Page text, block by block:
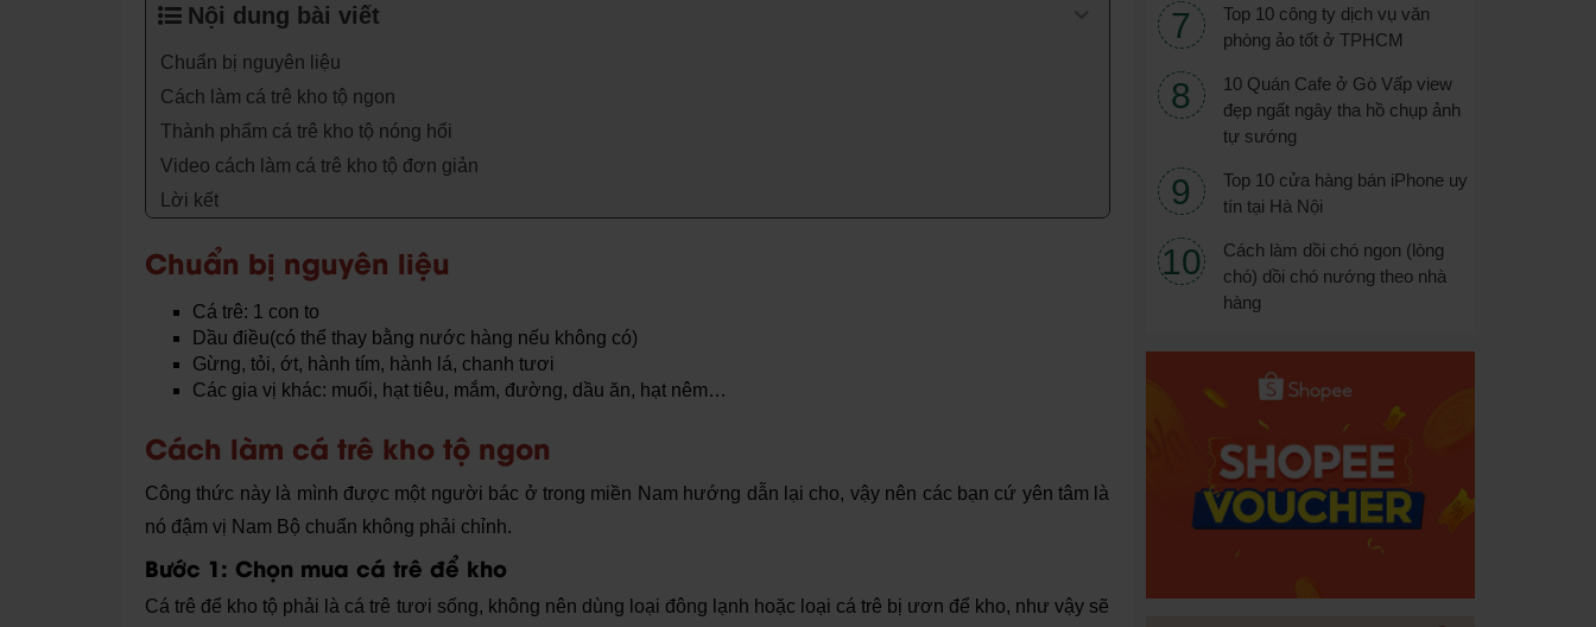
Nội dung bài viết
Chuẩn bị nguyên liệu
Cách làm cá trê kho tộ ngon
Thành phẩm cá trê kho tộ nóng hổi
Video cách làm cá trê kho tộ đơn giản
Lời kết
Chuẩn bị nguyên liệu
Cá trê: 1 con to
Dầu điều(có thể thay bằng nước hàng nếu không có)
Gừng, tỏi, ớt, hành tím, hành lá, chanh tươi
Các gia vị khác: muối, hạt tiêu, mắm, đường, dầu ăn, hạt nêm…
Cách làm cá trê kho tộ ngon
Công thức này là mình được một người bác ở trong miền Nam hướng dẫn lại cho, vậy nên các bạn cứ yên tâm là
nó đậm vị Nam Bộ chuẩn không phải chỉnh.
Bước 1: Chọn mua cá trê để kho
Cá trê để kho tộ phải là cá trê tươi sống, không nên dùng loại đông lạnh hoặc loại cá trê bị ươn để kho, như vậy sẽ
Top 10 công ty dịch vụ văn
phòng ảo tốt ở TPHCM
10 Quán Cafe ở Gò Vấp view
đẹp ngất ngây tha hồ chụp ảnh
tự sướng
Top 10 cửa hàng bán iPhone uy
tín tại Hà Nội
Cách làm dồi chó ngon (lòng
chó) dồi chó nướng theo nhà
hàng